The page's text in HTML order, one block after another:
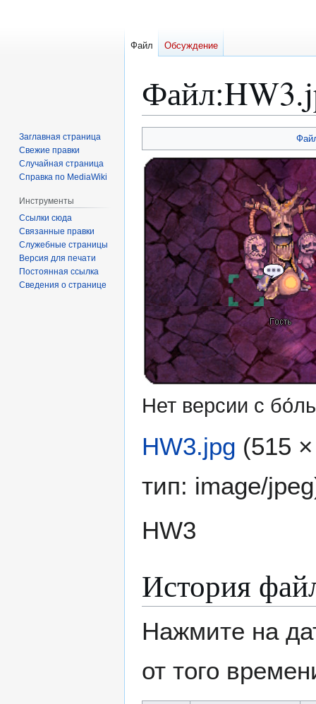
Файл:
к
навигации
к
поиску
Нет версии с
HW3.jpg (515
тип: image/jpeg
HW3
История
Нажмите на
от того
Файл Обсуждение
Заглавная страница
Свежие правки
Случайная страница
Справка по MediaWiki
Инструменты
Ссылки сюда
Связанные правки
Служебные страницы
Версия для печати
Постоянная ссылка
Сведения о странице